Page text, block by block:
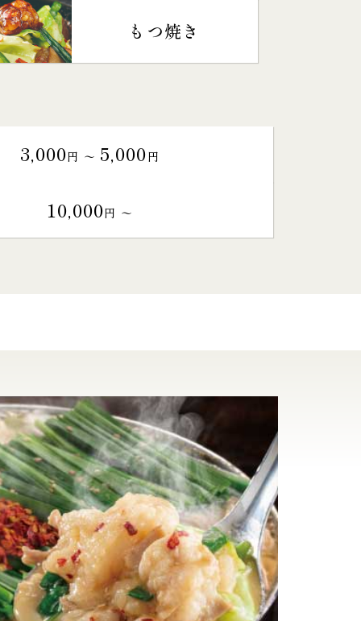
もつ焼き
3,000円 〜 5,000円
10,000円 〜